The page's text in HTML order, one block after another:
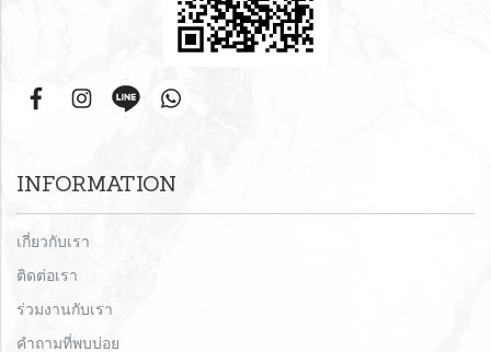
INFORMATION
เกี่ยวกับเรา
ติดต่อเรา
ร่วมงานกับเรา
คำถามที่พบบ่อย